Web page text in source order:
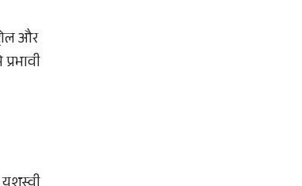
और